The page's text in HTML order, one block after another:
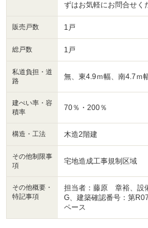
■九州No.1の実績
・ハウスドゥ全国大会2025九州エリア
・Google口コミランキング「熊本県 不動
ずはお気軽にお問合せく
販売戸数 1戸
総戸数 1戸
私道負担・道
路
無、東4.9ｍ幅、南4.7ｍ
建ぺい率・容
積率
70％・200％
構造・工法 木造2階建
その他制限事
項
宅地造成工事規制区域
その他概要・
特記事項
担当者：藤原 章裕、設
G、建築確認番号：第
ペース